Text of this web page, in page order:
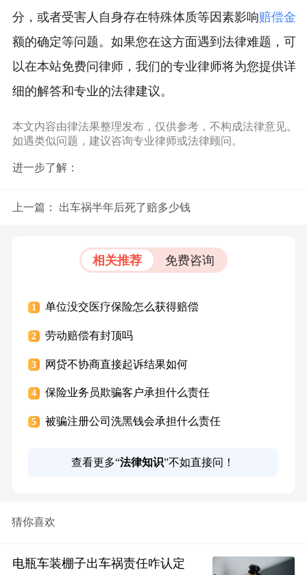
分，或者受害人自身存在特殊体质等因素影响赔偿金
额的确定等问题。如果您在这方面遇到法律难题，可
以在本站免费问律师，我们的专业律师将为您提供详
细的解答和专业的法律建议。
本文内容由律法果整理发布，仅供参考，不构成法律意见。
如遇类似问题，建议咨询专业律师或法律顾问。
进一步了解：
上一篇： 出车祸半年后死了赔多少钱
相关推荐 免费咨询
1 单位没交医疗保险怎么获得赔偿
2 劳动赔偿有封顶吗
3 网贷不协商直接起诉结果如何
4 保险业务员欺骗客户承担什么责任
5 被骗注册公司洗黑钱会承担什么责任
查看更多“法律知识”不如直接问！
猜你喜欢
电瓶车装棚子出车祸责任咋认定